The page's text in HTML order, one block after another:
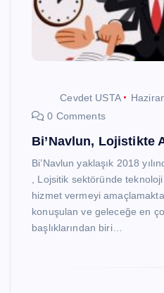
Cevdet USTA
0 Comments
Bi’Navlun, Lojistikte
Bi’Navlun yaklaşık 2018
, Lojsitik sektöründe
hizmet vermeyi
konuşulan ve geleceğe en
başlıklarından biri…